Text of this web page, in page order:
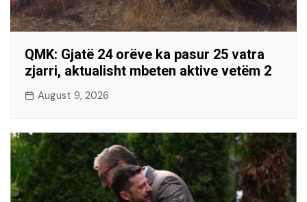
QMK: Gjatë 24 orëve ka pasur 25 vatra
zjarri, aktualisht mbeten aktive vetëm 2
August 9, 2026